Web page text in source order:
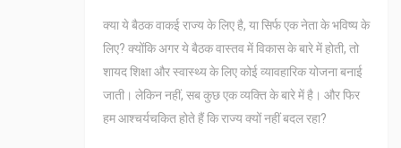
क्या ये बैठक वाकई राज्य के लिए है, या सिर्फ एक नेता के भविष्य के
लिए? क्योंकि अगर ये बैठक वास्तव में विकास के बारे में होती, तो
शायद शिक्षा और स्वास्थ्य के लिए कोई व्यावहारिक योजना बनाई
जाती। लेकिन नहीं, सब कुछ एक व्यक्ति के बारे में है। और फिर
हम आश्चर्यचकित होते हैं कि राज्य क्यों नहीं बदल रहा?